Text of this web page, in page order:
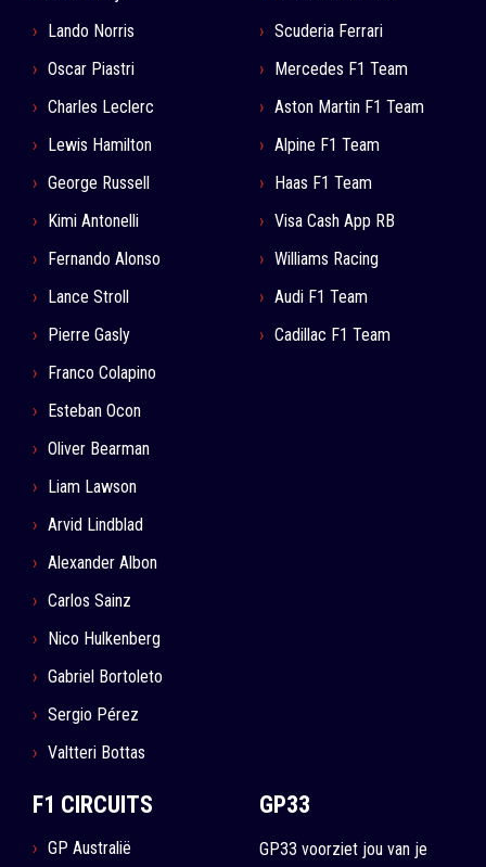
Lando Norris
Oscar Piastri
Charles Leclerc
Lewis Hamilton
George Russell
Kimi Antonelli
Fernando Alonso
Lance Stroll
Pierre Gasly
Franco Colapino
Esteban Ocon
Oliver Bearman
Liam Lawson
Arvid Lindblad
Alexander Albon
Carlos Sainz
Nico Hulkenberg
Gabriel Bortoleto
Sergio Pérez
Valtteri Bottas
Scuderia Ferrari
Mercedes F1 Team
Aston Martin F1 Team
Alpine F1 Team
Haas F1 Team
Visa Cash App RB
Williams Racing
Audi F1 Team
Cadillac F1 Team
F1 CIRCUITS
GP Australië
GP33
GP33 voorziet jou van je